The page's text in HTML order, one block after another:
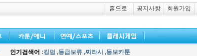
홈으로 공지사항 회원가입
인기검색어 :킹덤 ,등급보류 ,찌라시 ,등보카툰